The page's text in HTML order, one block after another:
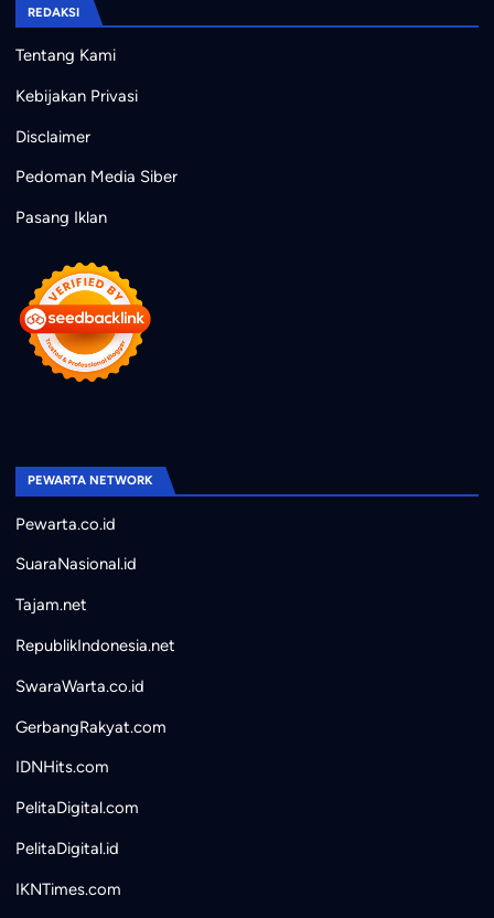
REDAKSI
Tentang Kami
Kebijakan Privasi
Disclaimer
Pedoman Media Siber
Pasang Iklan
PEWARTA NETWORK
Pewarta.co.id
SuaraNasional.id
Tajam.net
RepublikIndonesia.net
SwaraWarta.co.id
GerbangRakyat.com
IDNHits.com
PelitaDigital.com
PelitaDigital.id
IKNTimes.com